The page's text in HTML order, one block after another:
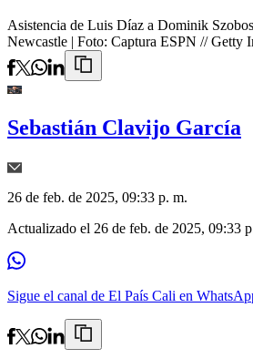
Asistencia de Luis Díaz a Dominik
Newcastle | Foto: Captura ESPN // Getty
Sebastián Clavijo García
26 de feb. de 2025, 09:33 p. m.
Actualizado el 26 de feb. de 2025, 09:33
Sigue el canal de El País Cali en